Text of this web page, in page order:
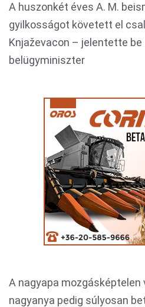
A huszonkét éves A. M.
gyilkosságot követett el
Knjaževacon – jelentette be
belügyminiszter
A nagyapa mozgásképtelen
nagyanya pedig súlyosan